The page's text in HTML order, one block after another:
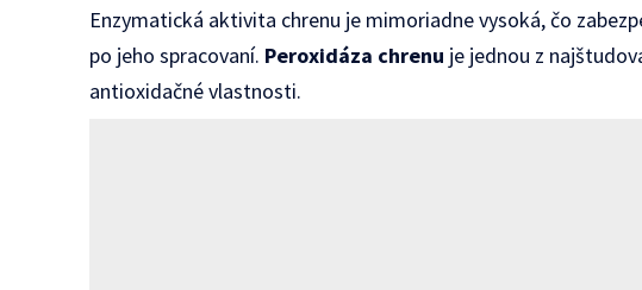
Enzymatická aktivita chrenu je mimoriadne vysoká, čo
po jeho spracovaní. Peroxidáza chrenu je jednou z
antioxidačné vlastnosti.